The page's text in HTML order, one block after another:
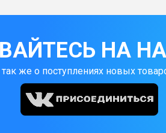
НА
же о поступлениях новых